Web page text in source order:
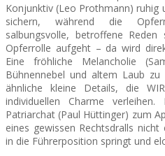
Konjunktiv (Leo Prothmann) ruhig
sichern, während die
salbungsvolle, betroffene
Opferrolle aufgeht – da wird
Eine fröhliche Melancholie
Bühnennebel und altem Laub
ähnliche kleine Details, die
individuellen Charme
Patriarchat (Paul Hüttinger) zum
eines gewissen Rechtsdralls
in die Führerposition springt und